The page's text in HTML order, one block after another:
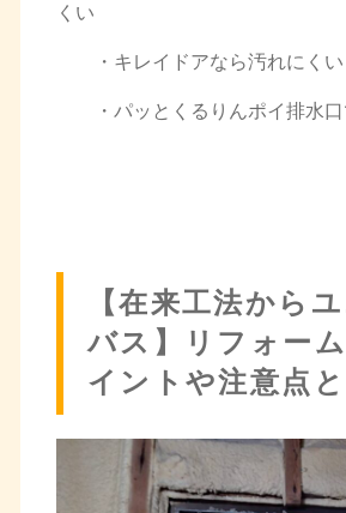
くい
・キレイドアなら汚れにくい
・パッとくるりんポイ排水口
【在来工法から
バス】リフォー
イントや注意点と